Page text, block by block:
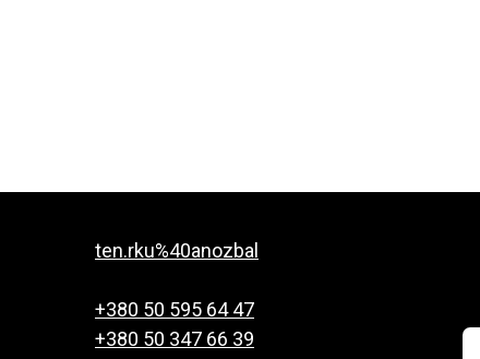
ten.rku%40anozbal
+380 50 595 64 47
+380 50 347 66 39